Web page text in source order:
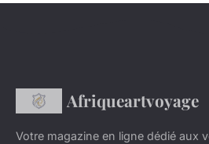
Afriqueartvoyage
Votre magazine en ligne dédié aux